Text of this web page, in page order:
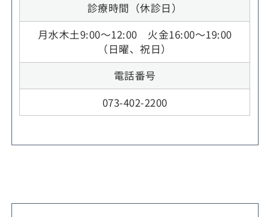
診療時間（休診日）
月水木土9:00～12:00 火金16:00～19:00
（日曜、祝日）
電話番号
073-402-2200